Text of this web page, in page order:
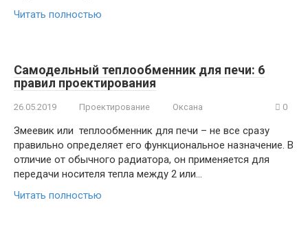
Читать полностью
Самодельный теплообменник для печи: 6
правил проектирования
26.05.2019 Проектирование Оксана 0
Змеевик или теплообменник для печи – не все сразу
правильно определяет его функциональное назначение. В
отличие от обычного радиатора, он применяется для
передачи носителя тепла между 2 или…
Читать полностью